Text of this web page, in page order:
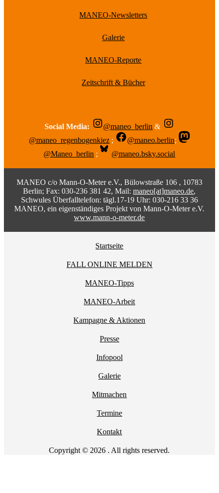
MANEO-Newsletters
Galerie
MANEO-Reporte
Zeitschrift & Bücher
Social Media: @maneo_berlin &
@maneo_regenbogenkiez ; @maneo.berlin;
@Maneo_berlin ; @maneo.bsky.social
MANEO c/o Mann-O-Meter e.V., Bülowstraße 106 , 10783
Berlin; Fax: 030-236 381 42, Mail:maneo[at]maneo.de,
Schwules Überfalltelefon: tägl.17-19 Uhr: 030-216 33 36
MANEO, ein eigenständiges Projekt von Mann-O-Meter e.V.
www.mann-o-meter.de
Startseite
FALL ONLINE MELDEN
MANEO-Tipps
MANEO-Arbeit
Kampagne & Aktionen
Presse
Infopool
Galerie
Mitmachen
Termine
Kontakt
Copyright © 2026 . All rights reserved.